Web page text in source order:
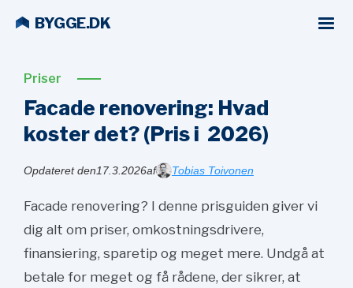
BYGGE.DK
Priser
Facade renovering: Hvad
koster det? (Pris i 2026)
Opdateret den17.3.2026af Tobias Toivonen
Facade renovering? I denne prisguiden giver vi
dig alt om priser, omkostningsdrivere,
finansiering, sparetip og meget mere. Undgå at
betale for meget og få rådene, der sikrer, at